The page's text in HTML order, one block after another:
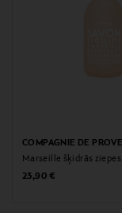
COMPAGNIE DE
Marseille šķidrās ziepes
Original Price
23,90 €